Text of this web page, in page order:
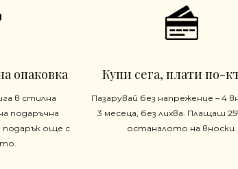
опаковка
в стилна
подаръчна
подарък още с
Купи сега, плати по-
Пазарувай без напрежение – 4
3 месеца, без лихва. Плащаш
останалото на вноски.